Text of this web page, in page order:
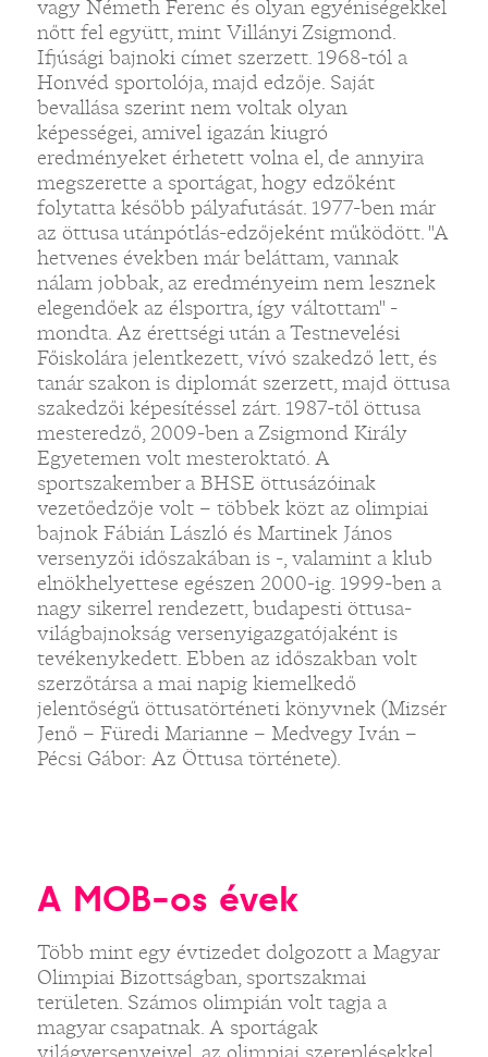
vagy Németh Ferenc és olyan egyéniségekkel
nőtt fel együtt, mint Villányi Zsigmond.
Ifjúsági bajnoki címet szerzett. 1968-tól a
Honvéd sportolója, majd edzője. Saját
bevallása szerint nem voltak olyan
képességei, amivel igazán kiugró
eredményeket érhetett volna el, de annyira
megszerette a sportágat, hogy edzőként
folytatta később pályafutását. 1977-ben már
az öttusa utánpótlás-edzőjeként működött. "A
hetvenes években már beláttam, vannak
nálam jobbak, az eredményeim nem lesznek
elegendőek az élsportra, így váltottam" -
mondta. Az érettségi után a Testnevelési
Főiskolára jelentkezett, vívó szakedző lett, és
tanár szakon is diplomát szerzett, majd öttusa
szakedzői képesítéssel zárt. 1987-től öttusa
mesteredző, 2009-ben a Zsigmond Király
Egyetemen volt mesteroktató. A
sportszakember a BHSE öttusázóinak
vezetőedzője volt – többek közt az olimpiai
bajnok Fábián László és Martinek János
versenyzői időszakában is -, valamint a klub
elnökhelyettese egészen 2000-ig. 1999-ben a
nagy sikerrel rendezett, budapesti öttusa-
világbajnokság versenyigazgatójaként is
tevékenykedett. Ebben az időszakban volt
szerzőtársa a mai napig kiemelkedő
jelentőségű öttusatörténeti könyvnek (Mizsér
Jenő – Füredi Marianne – Medvegy Iván –
Pécsi Gábor: Az Öttusa története).
A MOB-os évek
Több mint egy évtizedet dolgozott a Magyar
Olimpiai Bizottságban, sportszakmai
területen. Számos olimpián volt tagja a
magyar csapatnak. A sportágak